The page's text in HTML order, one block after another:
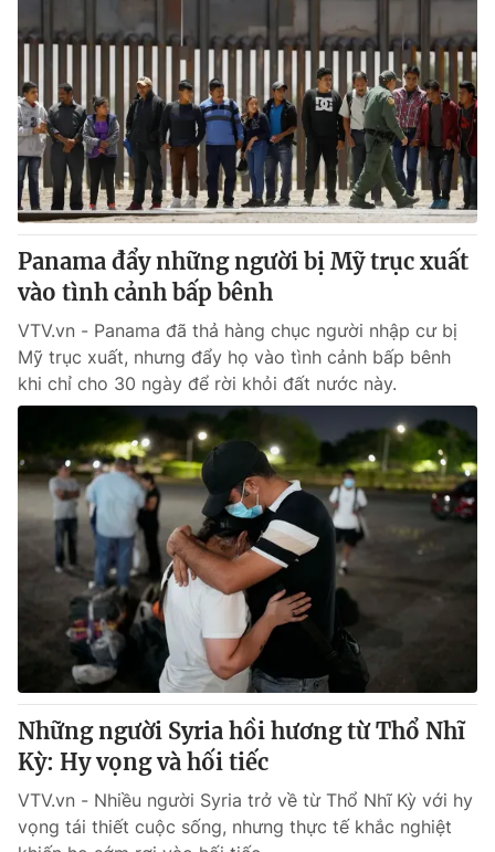
Panama đẩy những người bị Mỹ trục xuất
vào tình cảnh bấp bênh
VTV.vn - Panama đã thả hàng chục người nhập cư bị
Mỹ trục xuất, nhưng đẩy họ vào tình cảnh bấp bênh
khi chỉ cho 30 ngày để rời khỏi đất nước này.
Những người Syria hồi hương từ Thổ Nhĩ
Kỳ: Hy vọng và hối tiếc
VTV.vn - Nhiều người Syria trở về từ Thổ Nhĩ Kỳ với hy
vọng tái thiết cuộc sống, nhưng thực tế khắc nghiệt